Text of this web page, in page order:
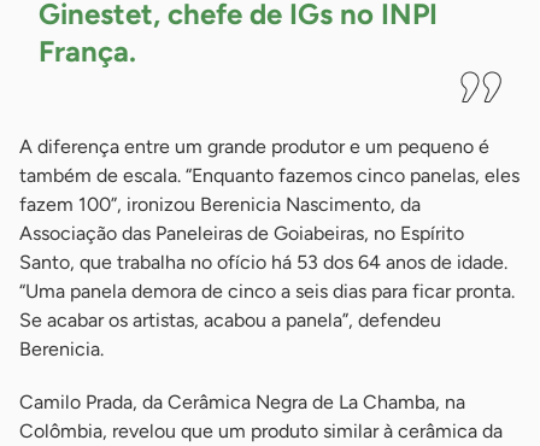
Ginestet, chefe de IGs no INPI
França.
A diferença entre um grande produtor e um pequeno é
também de escala. “Enquanto fazemos cinco panelas, eles
fazem 100”, ironizou Berenicia Nascimento, da
Associação das Paneleiras de Goiabeiras, no Espírito
Santo, que trabalha no ofício há 53 dos 64 anos de idade.
“Uma panela demora de cinco a seis dias para ficar pronta.
Se acabar os artistas, acabou a panela”, defendeu
Berenicia.
Camilo Prada, da Cerâmica Negra de La Chamba, na
Colômbia, revelou que um produto similar à cerâmica da